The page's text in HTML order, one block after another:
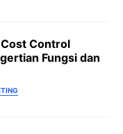
Control
Fungsi dan